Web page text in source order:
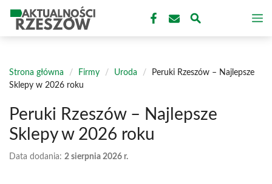
treści
Strona główna / Firmy / Uroda /
Peruki Rzeszów – Najlepsze
Sklepy w 2026 roku
Peruki Rzeszów – Najlepsze
Sklepy w 2026 roku
Data dodania: 2 sierpnia 2026 r.